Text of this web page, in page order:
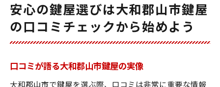
安心の鍵屋選びは大和郡山市鍵屋
の口コミチェックから始めよう
口コミが語る大和郡山市鍵屋の実像
大和郡山市で鍵屋を選ぶ際、口コミは非常に重要な情報